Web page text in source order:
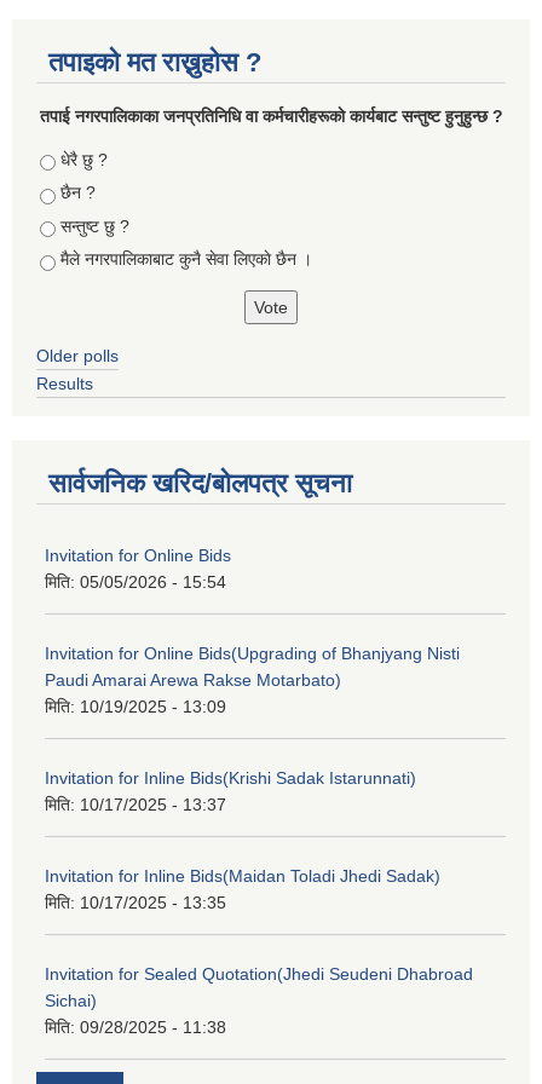
तपाइको मत राख्नुहोस ?
तपा‌ई नगरपालिकाका जनप्रतिनिधि वा कर्मचारीहरूकाे कार्यबाट सन्तुष्ट हुनुहुन्छ ?
Choices
धेरै छु ?
छैन ?
सन्तुष्ट छु ?
मैले नगरपालिकाबाट कुनै सेवा लिएकाे छैन ।
Older polls
Results
सार्वजनिक खरिद/बोलपत्र सूचना
Invitation for Online Bids
मिति: 05/05/2026 - 15:54
Invitation for Online Bids(Upgrading of Bhanjyang Nisti
Paudi Amarai Arewa Rakse Motarbato)
मिति: 10/19/2025 - 13:09
Invitation for Inline Bids(Krishi Sadak Istarunnati)
मिति: 10/17/2025 - 13:37
Invitation for Inline Bids(Maidan Toladi Jhedi Sadak)
मिति: 10/17/2025 - 13:35
Invitation for Sealed Quotation(Jhedi Seudeni Dhabroad
Sichai)
मिति: 09/28/2025 - 11:38